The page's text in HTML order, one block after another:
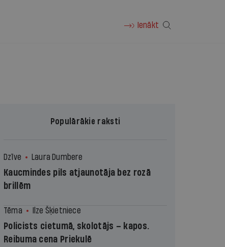
Ienākt
Populārākie raksti
Dzīve Laura Dumbere
Kaucmindes pils atjaunotāja bez rozā
brillēm
Tēma Ilze Šķietniece
Policists cietumā, skolotājs – kapos.
Reibuma cena Priekulē